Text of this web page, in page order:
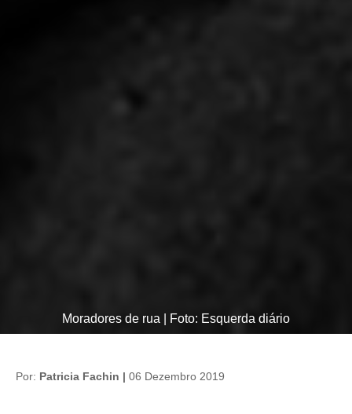
Moradores de rua | Foto: Esquerda diário
Por: Patricia Fachin | 06 Dezembro 2019